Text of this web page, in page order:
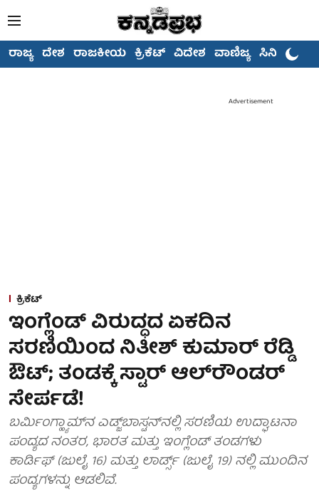
ರಾಜ್ಯ ದೇಶ ರಾಜಕೀಯ ಕ್ರಿಕೆಟ್ ವಿದೇಶ ವಾಣಿಜ್ಯ ಸಿನಿಮಾ
Advertisement
ಕ್ರಿಕೆಟ್
ಇಂಗ್ಲೆಂಡ್ ವಿರುದ್ಧದ ಏಕದಿನ
ಸರಣಿಯಿಂದ ನಿತೀಶ್ ಕುಮಾರ್ ರೆಡ್ಡಿ
ಔಟ್; ತಂಡಕ್ಕೆ ಸ್ಟಾರ್ ಆಲ್‌ರೌಂಡರ್
ಸೇರ್ಪಡೆ!
ಬರ್ಮಿಂಗ್ಹ್ಯಾಮ್‌ನ ಎಡ್ಜ್‌ಬಾಸ್ಟನ್‌ನಲ್ಲಿ ಸರಣಿಯ ಉದ್ಘಾಟನಾ
ಪಂದ್ಯದ ನಂತರ, ಭಾರತ ಮತ್ತು ಇಂಗ್ಲೆಂಡ್ ತಂಡಗಳು
ಕಾರ್ಡಿಫ್ (ಜುಲೈ 16) ಮತ್ತು ಲಾರ್ಡ್ಸ್ (ಜುಲೈ 19) ನಲ್ಲಿ ಮುಂದಿನ
ಪಂದ್ಯಗಳನ್ನು ಆಡಲಿವೆ.